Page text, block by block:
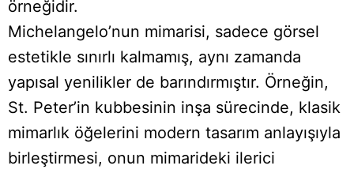
örneğidir.
Michelangelo’nun mimarisi, sadece görsel
estetikle sınırlı kalmamış, aynı zamanda
yapısal yenilikler de barındırmıştır. Örneğin,
St. Peter’in kubbesinin inşa sürecinde, klasik
mimarlık öğelerini modern tasarım anlayışıyla
birleştirmesi, onun mimarideki ilerici